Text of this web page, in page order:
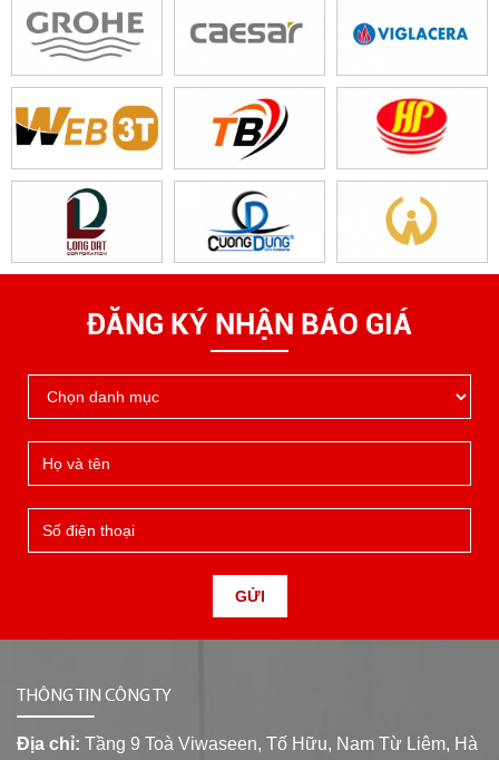
ĐĂNG KÝ NHẬN BÁO GIÁ
GỬI
THÔNG TIN CÔNG TY
Địa chỉ: Tầng 9 Toà Viwaseen, Tố Hữu, Nam Từ Liêm, Hà